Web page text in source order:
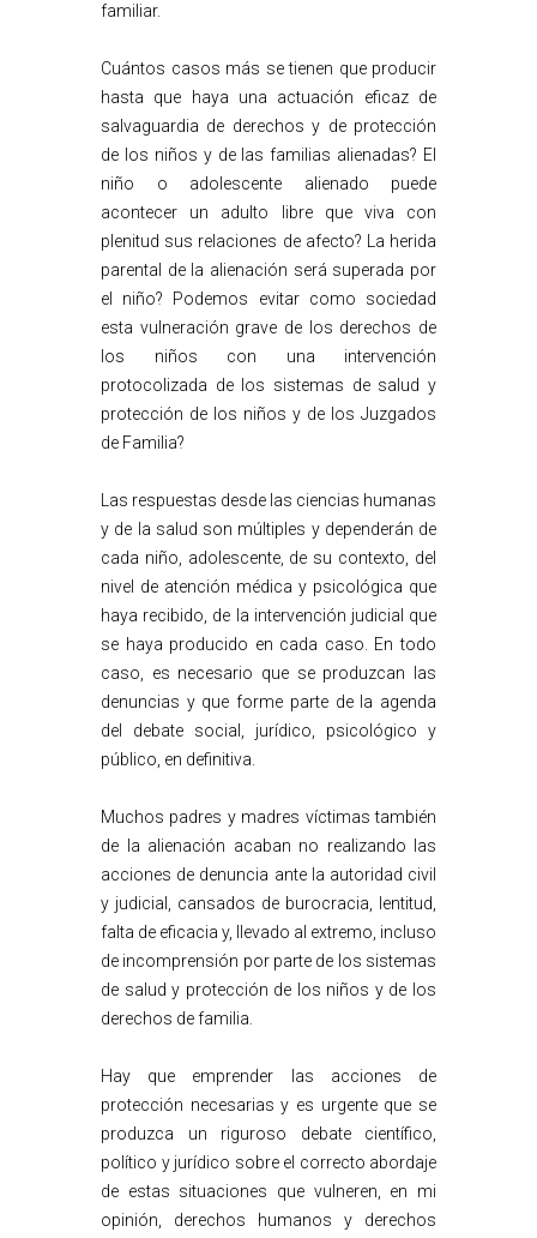
familiar.
Cuántos casos más se tienen que producir
hasta que haya una actuación eficaz de
salvaguardia de derechos y de protección
de los niños y de las familias alienadas? El
niño o adolescente alienado puede
acontecer un adulto libre que viva con
plenitud sus relaciones de afecto? La herida
parental de la alienación será superada por
el niño? Podemos evitar como sociedad
esta vulneración grave de los derechos de
los niños con una intervención
protocolizada de los sistemas de salud y
protección de los niños y de los Juzgados
de Familia?
Las respuestas desde las ciencias humanas
y de la salud son múltiples y dependerán de
cada niño, adolescente, de su contexto, del
nivel de atención médica y psicológica que
haya recibido, de la intervención judicial que
se haya producido en cada caso. En todo
caso, es necesario que se produzcan las
denuncias y que forme parte de la agenda
del debate social, jurídico, psicológico y
público, en definitiva.
Muchos padres y madres víctimas también
de la alienación acaban no realizando las
acciones de denuncia ante la autoridad civil
y judicial, cansados de burocracia, lentitud,
falta de eficacia y, llevado al extremo, incluso
de incomprensión por parte de los sistemas
de salud y protección de los niños y de los
derechos de familia.
Hay que emprender las acciones de
protección necesarias y es urgente que se
produzca un riguroso debate científico,
político y jurídico sobre el correcto abordaje
de estas situaciones que vulneren, en mi
opinión, derechos humanos y derechos